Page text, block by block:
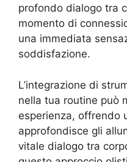
profondo dialogo tra
momento di
una immediata
soddisfazione.
L’integrazione di
nella tua routine può
esperienza, offrendo
approfondisce gli
vitale dialogo tra